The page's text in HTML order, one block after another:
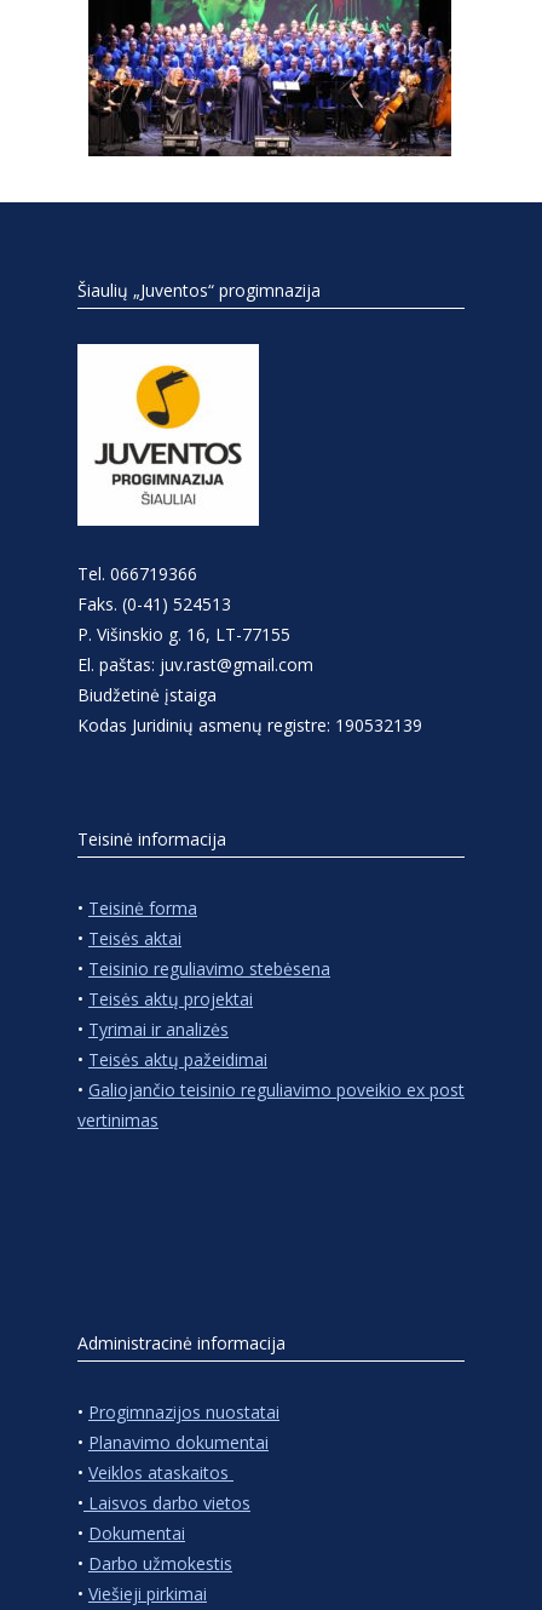
Šiaulių „Juventos“ progimnazija
Tel. 066719366
Faks. (0-41) 524513
P. Višinskio g. 16, LT-77155
El. paštas: juv.rast@gmail.com
Biudžetinė įstaiga
Kodas Juridinių asmenų registre: 190532139
Teisinė informacija
• Teisinė forma
• Teisės aktai
• Teisinio reguliavimo stebėsena
• Teisės aktų projektai
• Tyrimai ir analizės
• Teisės aktų pažeidimai
• Galiojančio teisinio reguliavimo poveikio ex post
vertinimas
Administracinė informacija
• Progimnazijos nuostatai
• Planavimo dokumentai
• Veiklos ataskaitos
• Laisvos darbo vietos
• Dokumentai
• Darbo užmokestis
• Viešieji pirkimai